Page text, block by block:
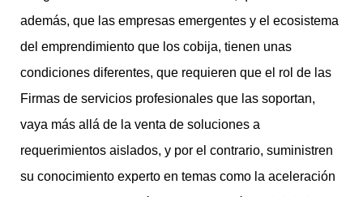
además, que las empresas emergentes y el ecosistema
del emprendimiento que los cobija, tienen unas
condiciones diferentes, que requieren que el rol de las
Firmas de servicios profesionales que las soportan,
vaya más allá de la venta de soluciones a
requerimientos aislados, y por el contrario, suministren
su conocimiento experto en temas como la aceleración